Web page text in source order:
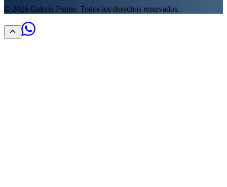
© 2026 Galería Frame. Todos los derechos reservados.